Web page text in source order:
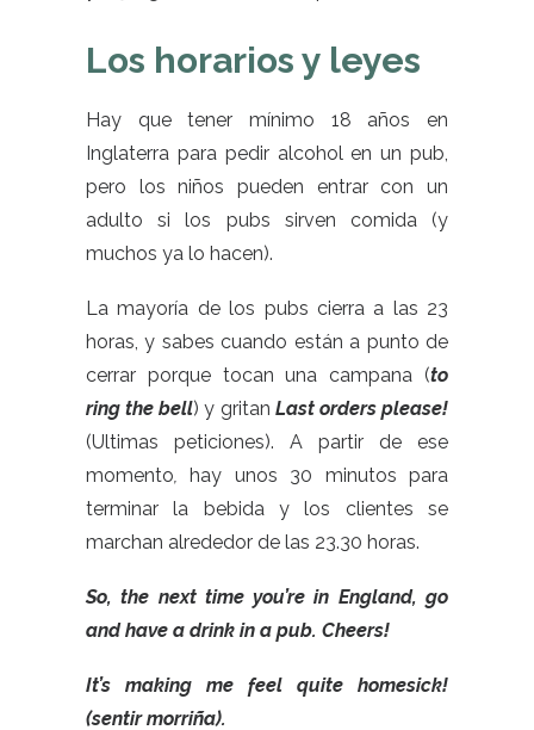
Los horarios y leyes
Hay que tener mínimo 18 años en
Inglaterra para pedir alcohol en un pub,
pero los niños pueden entrar con un
adulto si los pubs sirven comida (y
muchos ya lo hacen).
La mayoría de los pubs cierra a las 23
horas, y sabes cuando están a punto de
cerrar porque tocan una campana (to
ring the bell) y gritan Last orders please!
(Ultimas peticiones). A partir de
ese
momento,hay unos 30 minutos para
terminar la bebida y los clientes se
marchan alrededor de las 23.30 horas.
So, the next time you’re in England, go
and have a drink in a pub. Cheers!
It’s making me feel quite homesick!
(sentir morriña).